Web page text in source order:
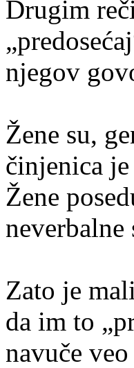
Drugim
njegov
Žene su,
činjenica
Žene
Zato je
da im to
navuče